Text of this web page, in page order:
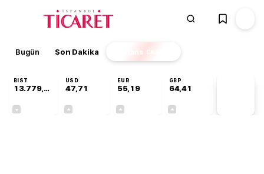
Bugün Son Dakika Finans EKSTRA
BIST
13.779,39
USD
47,71
EUR
55,19
GBP
64,41